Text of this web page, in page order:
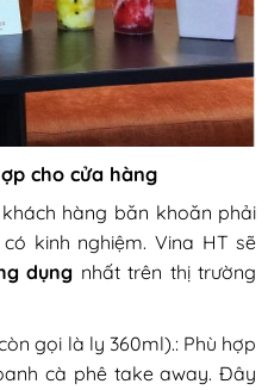
cho cửa hàng
hàng băn khoăn phải
kinh nghiệm. Vina HT sẽ
dụng nhất trên thị trường
gọi là ly 360ml).: Phù hợp
cà phê take away. Đây